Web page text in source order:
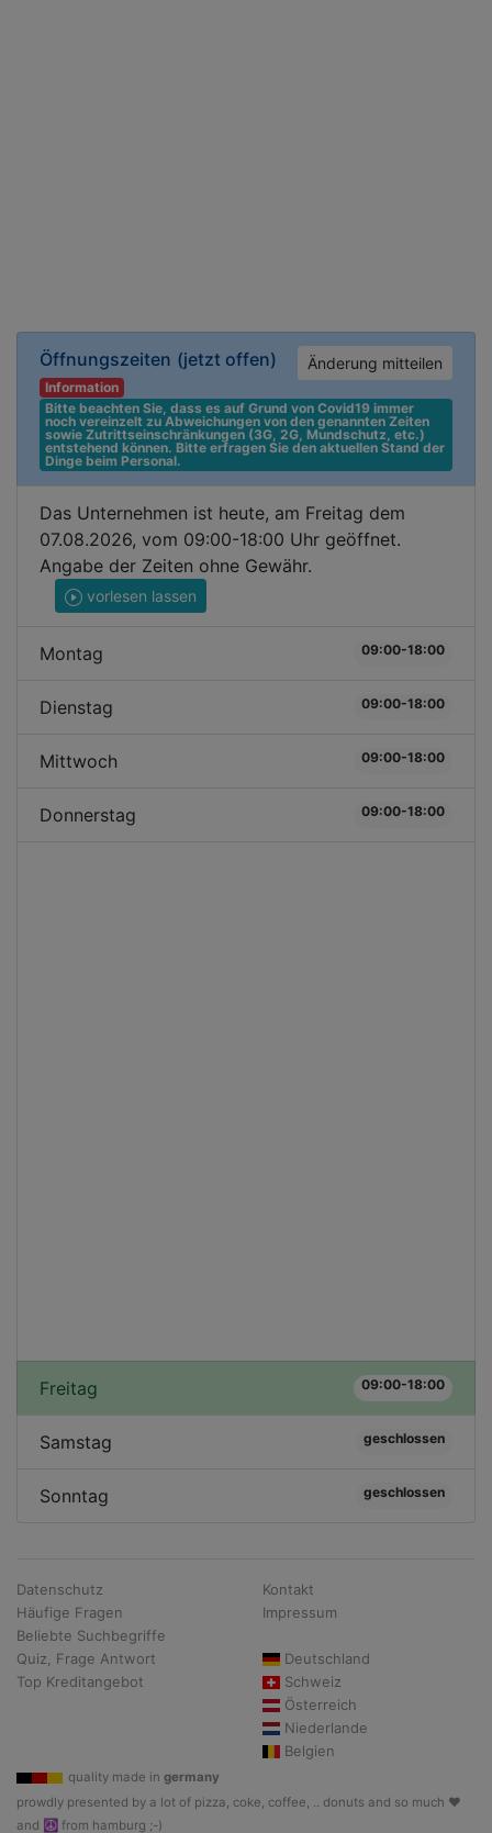
Öffnungszeiten (jetzt offen) Änderung mitteilen
Information
Bitte beachten Sie, dass es auf Grund von Covid19 immer
noch vereinzelt zu Abweichungen von den genannten Zeiten
sowie Zutrittseinschränkungen (3G, 2G, Mundschutz, etc.)
entstehend können. Bitte erfragen Sie den aktuellen Stand der
Dinge beim Personal.
Das Unternehmen ist heute, am Freitag dem
07.08.2026, vom 09:00-18:00 Uhr geöffnet.
Angabe der Zeiten ohne Gewähr.
vorlesen lassen
Montag 09:00-18:00
Dienstag 09:00-18:00
Mittwoch 09:00-18:00
Donnerstag 09:00-18:00
Freitag 09:00-18:00
Samstag geschlossen
Sonntag geschlossen
Datenschutz
Häufige Fragen
Beliebte Suchbegriffe
Quiz, Frage Antwort
Top Kreditangebot
Kontakt
Impressum
Deutschland
Schweiz
Österreich
Niederlande
Belgien
quality made in germany
prowdly presented by a lot of pizza, coke, coffee, .. donuts and so much ♥
and ☮ from hamburg ;-)